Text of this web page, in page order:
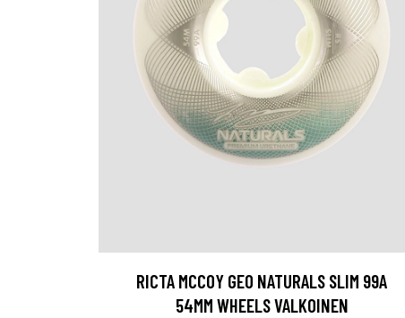
RICTA MCCOY GEO NATURALS SLIM 99A
54MM WHEELS VALKOINEN